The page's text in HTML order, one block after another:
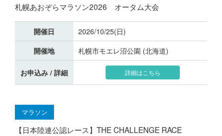
札幌あおぞらマラソン2026 オータム大会
開催日
2026/10/25(日)
開催地
札幌市モエレ沼公園 (北海道)
お申込み / 詳細 詳細はこちら
マラソン
【日本陸連公認レース】THE CHALLENGE RACE